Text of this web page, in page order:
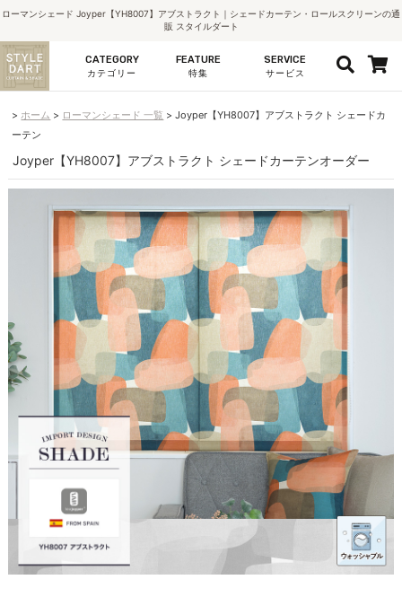
ローマンシェード Joyper【YH8007】アブストラクト｜シェードカーテン・ロールスクリーンの通
販 スタイルダート
CATEGORY
カテゴリー
FEATURE
特集
SERVICE
サービス
ホーム ローマンシェード 一覧
Joyper【YH8007】アブストラクト シェードカ
ーテン
Joyper【YH8007】アブストラクト シェードカーテンオーダー